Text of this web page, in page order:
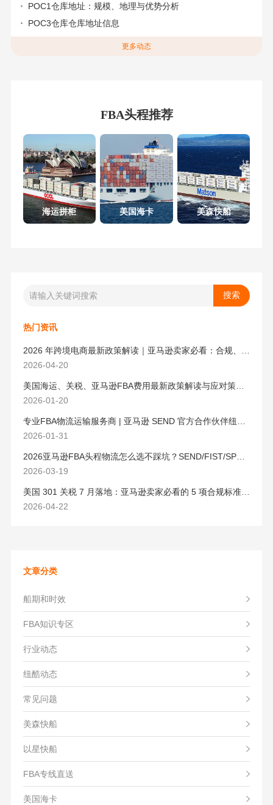
POC1仓库地址：规模、地理与优势分析
POC3仓库仓库地址信息
更多动态
FBA头程推荐
海运拼柜 美国海卡 美森快船
热门资讯
2026-04-20
美国海运、关税、亚马逊FBA费用最新政策解读与应对策略（2026版）
2026-01-20
2026-01-31
2026亚马逊FBA头程物流怎么选不踩坑？SEND/FIST/SPN官方认证物流商，只有这家敢承诺“准达率第一”
2026-03-19
美国 301 关税 7 月落地：亚马逊卖家必看的 5 项合规标准与稳交付方案
2026-04-22
文章分类
船期和时效
FBA知识专区
行业动态
纽酷动态
常见问题
美森快船
以星快船
FBA专线直送
美国海卡